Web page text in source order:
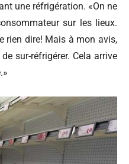
une réfrigération. «On ne
sur les lieux.
rien dire! Mais à mon avis,
sur-réfrigérer. Cela arrive